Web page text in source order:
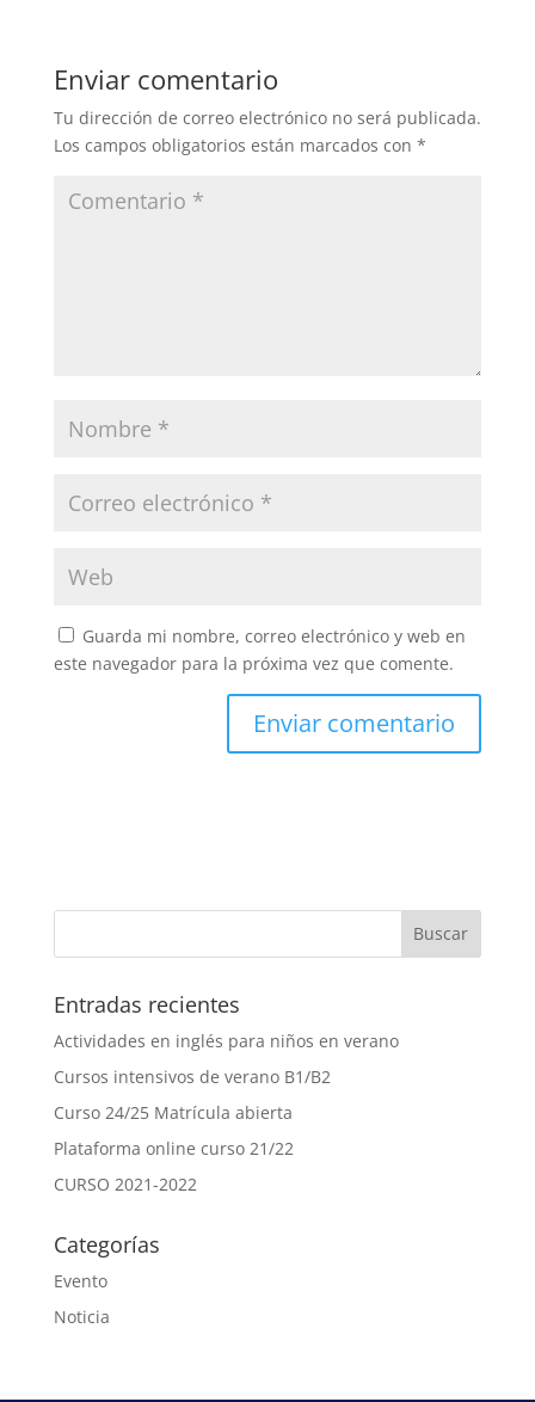
Enviar comentario
Tu dirección de correo electrónico no será publicada.
Los campos obligatorios están marcados con *
Guarda mi nombre, correo electrónico y web en
este navegador para la próxima vez que comente.
Entradas recientes
Actividades en inglés para niños en verano
Cursos intensivos de verano B1/B2
Curso 24/25 Matrícula abierta
Plataforma online curso 21/22
CURSO 2021-2022
Categorías
Evento
Noticia